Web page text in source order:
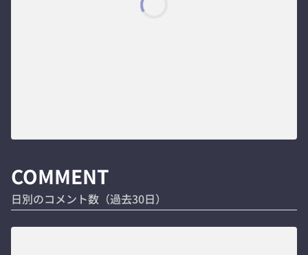
COMMENT
日別のコメント数（過去30日）